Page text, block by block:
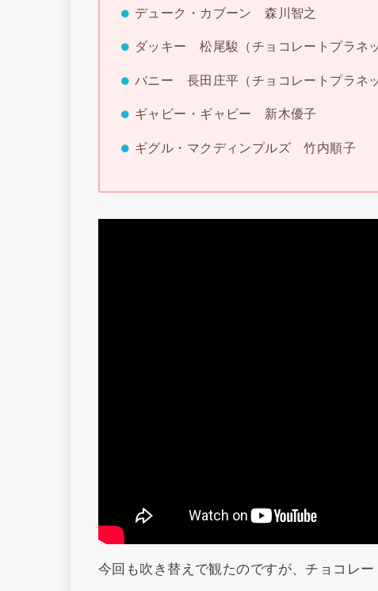
デューク・カブーン 森川智之
ダッキー 松尾駿（チョコレートプラネッ
バニー 長田庄平（チョコレートプラネッ
ギャビー・ギャビー 新木優子
ギグル・マクディンプルズ 竹内順子
今回も吹き替えで観たのですが、チョコレ